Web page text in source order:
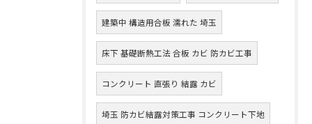
建築中 構造用合板 濡れた 埼玉
床下 基礎断熱工法 合板 カビ 防カビ工事
コンクリート 直張り 結露 カビ
埼玉 防カビ結露対策工事 コンクリート下地